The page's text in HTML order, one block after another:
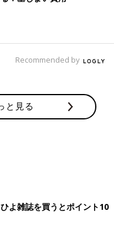
Recommended by
と見る
よ雑誌を買うとポイント10